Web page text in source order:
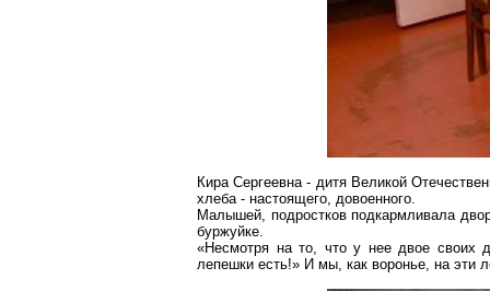
Кира Сергеевна - дитя Великой
хлеба - настоящего, довоенного.
Малышей, подростков подкармливала
буржуйке.
«Несмотря на то, что у нее двое своих
лепешки есть!» И мы, как воронье, на эти